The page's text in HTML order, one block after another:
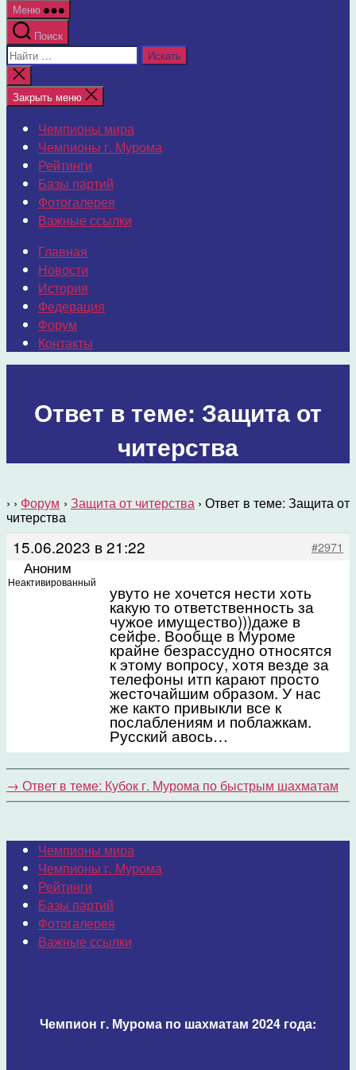
Меню
Поиск
Поиск:
Закрыть
поиск
Закрыть меню
Чемпионы мира
Чемпионы г. Мурома
Рейтинги
Базы партий
Фотогалерея
Важные ссылки
Главная
Новости
История
Федерация
Форум
Контакты
Ответ в теме: Защита от
читерства
› › Форум › Защита от читерства › Ответ в теме: Защита от
читерства
15.06.2023 в 21:22 #2971
Аноним
Неактивированный увуто не хочется нести хоть
какую то ответственность за
чужое имущество)))даже в
сейфе. Вообще в Муроме
крайне безрассудно относятся
к этому вопросу, хотя везде за
телефоны итп карают просто
жесточайшим образом. У нас
же както привыкли все к
послаблениям и поблажкам.
Русский авось…
→ Ответ в теме: Кубок г. Мурома по быстрым шахматам
Чемпионы мира
Чемпионы г. Мурома
Рейтинги
Базы партий
Фотогалерея
Важные ссылки
Чемпион г. Мурома по шахматам 2024 года: